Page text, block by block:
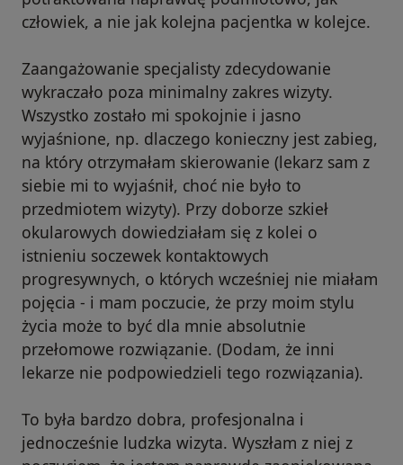
człowiek, a nie jak kolejna pacjentka w kolejce.
Zaangażowanie specjalisty zdecydowanie
wykraczało poza minimalny zakres wizyty.
Wszystko zostało mi spokojnie i jasno
wyjaśnione, np. dlaczego konieczny jest zabieg,
na który otrzymałam skierowanie (lekarz sam z
siebie mi to wyjaśnił, choć nie było to
przedmiotem wizyty). Przy doborze szkieł
okularowych dowiedziałam się z kolei o
istnieniu soczewek kontaktowych
progresywnych, o których wcześniej nie miałam
pojęcia - i mam poczucie, że przy moim stylu
życia może to być dla mnie absolutnie
przełomowe rozwiązanie. (Dodam, że inni
lekarze nie podpowiedzieli tego rozwiązania).
To była bardzo dobra, profesjonalna i
jednocześnie ludzka wizyta. Wyszłam z niej z